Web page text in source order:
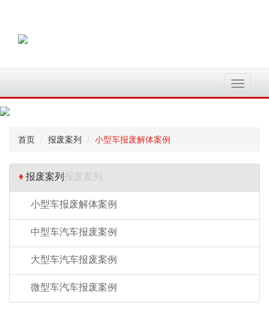
切
换
首页 报废案列 小型车报废解体案例
♦报废案列报废案列
小型车报废解体案例
中型车汽车报废案例
大型车汽车报废案例
微型车汽车报废案例